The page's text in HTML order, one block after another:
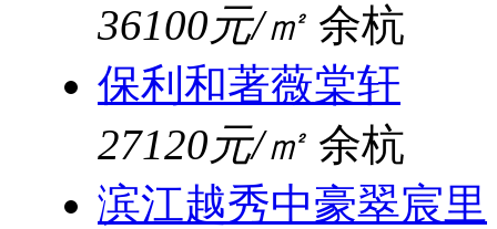
36100元/㎡ 余杭
保利和著薇棠轩
27120元/㎡ 余杭
滨江越秀中豪翠宸里